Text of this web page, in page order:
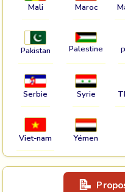
Mali Maroc
Pakistan Palestine
Serbie Syrie
Viet-nam Yémen